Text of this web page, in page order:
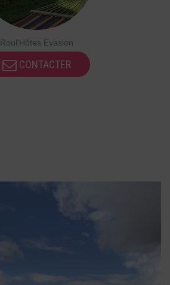
Roul'Hôtes Evasion
CONTACTER